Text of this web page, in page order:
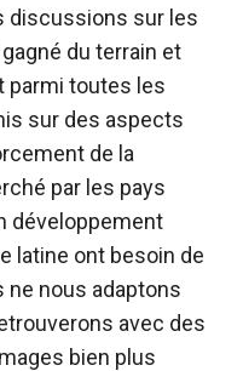
discussions sur les
du terrain et
parmi toutes les
sur des aspects
de la
par les pays
développement
latine ont besoin de
ne nous adaptons
avec des
bien plus